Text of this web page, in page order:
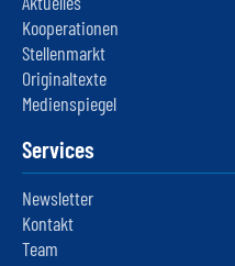
Kooperationen
Stellenmarkt
Originaltexte
Medienspiegel
Services
Newsletter
Kontakt
Team